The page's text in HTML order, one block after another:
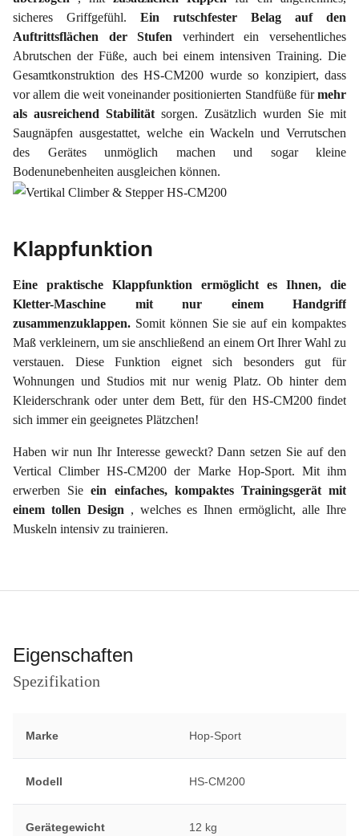
sicheres Griffgefühl. Ein rutschfester Belag auf den
Auftrittsflächen der Stufen verhindert ein versehentliches
Abrutschen der Füße, auch bei einem intensiven Training. Die
Gesamtkonstruktion des HS-CM200 wurde so konzipiert, dass
vor allem die weit voneinander positionierten Standfüße fürmehr
als ausreichend Stabilität sorgen. Zusätzlich wurden Sie mit
Saugnäpfen ausgestattet, welche ein Wackeln und Verrutschen
des Gerätes unmöglich machen und sogar kleine
Bodenunebenheiten ausgleichen können.
Klappfunktion
Eine praktische Klappfunktion ermöglicht es Ihnen, die
Kletter-Maschine mit nur einem Handgriff
zusammenzuklappen. Somit können Sie sie auf ein kompaktes
Maß verkleinern, um sie anschließend an einem Ort Ihrer Wahl zu
verstauen. Diese Funktion eignet sich besonders gut für
Wohnungen und Studios mit nur wenig Platz. Ob hinter dem
Kleiderschrank oder unter dem Bett, für den HS-CM200 findet
sich immer ein geeignetes Plätzchen!
Haben wir nun Ihr Interesse geweckt? Dann setzen Sie auf den
Vertical Climber HS-CM200 der Marke Hop-Sport. Mit ihm
erwerben Sieein einfaches, kompaktes Trainingsgerät mit
einem tollen Design , welches es Ihnen ermöglicht, alle Ihre
Muskeln intensiv zu trainieren.
Eigenschaften
Spezifikation
Marke Hop-Sport
Modell HS-CM200
Gerätegewicht 12 kg